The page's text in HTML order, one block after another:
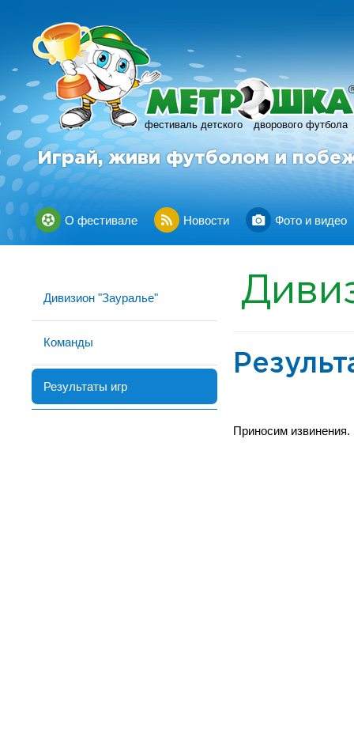
фестиваль детского дворового футбола
R
Играй, живи футболом и
О фестивале Новости Фото и видео
Дивизион "Зауралье"
Команды
Результаты игр
Приносим